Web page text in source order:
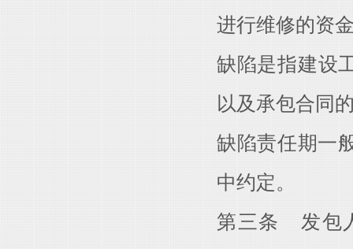
进行维修的资
缺陷是指建设
以及承包合同
缺陷责任期一
中约定。
第三条 发包